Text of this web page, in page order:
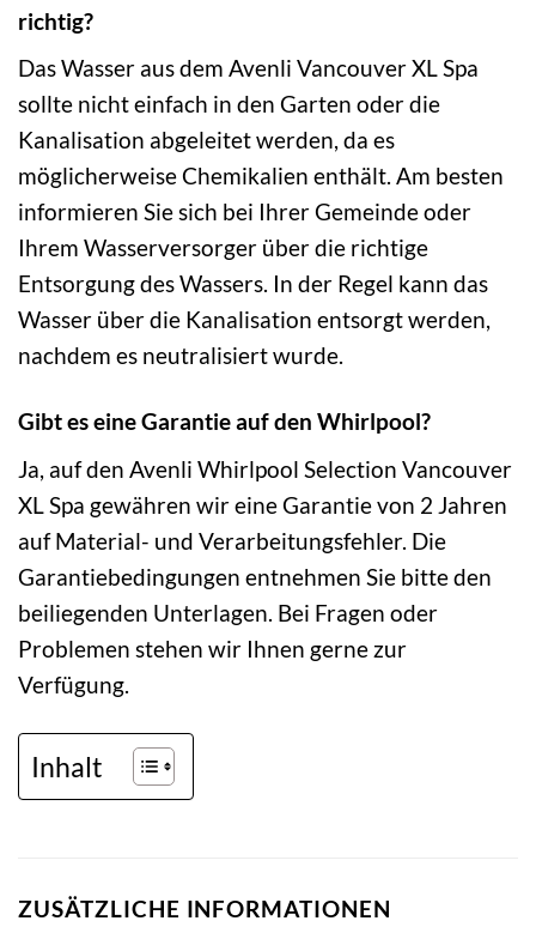
richtig?
Das Wasser aus dem Avenli Vancouver XL Spa
sollte nicht einfach in den Garten oder die
Kanalisation abgeleitet werden, da es
möglicherweise Chemikalien enthält. Am besten
informieren Sie sich bei Ihrer Gemeinde oder
Ihrem Wasserversorger über die richtige
Entsorgung des Wassers. In der Regel kann das
Wasser über die Kanalisation entsorgt werden,
nachdem es neutralisiert wurde.
Gibt es eine Garantie auf den Whirlpool?
Ja, auf den Avenli Whirlpool Selection Vancouver
XL Spa gewähren wir eine Garantie von 2 Jahren
auf Material- und Verarbeitungsfehler. Die
Garantiebedingungen entnehmen Sie bitte den
beiliegenden Unterlagen. Bei Fragen oder
Problemen stehen wir Ihnen gerne zur
Verfügung.
Inhalt
ZUSÄTZLICHE INFORMATIONEN